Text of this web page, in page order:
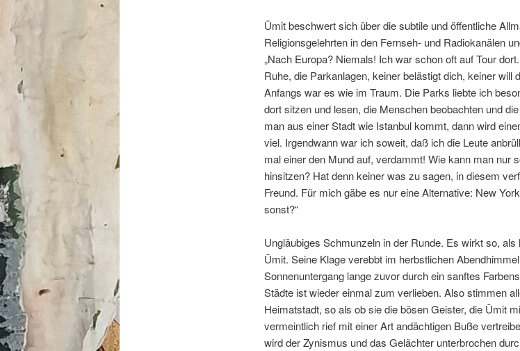
Ümit beschwert sich über die subtile und öffentliche
Religionsgelehrten in den Fernseh- und Radiokanälen
„Nach Europa? Niemals! Ich war schon oft auf Tour
Ruhe, die Parkanlagen, keiner belästigt dich, keiner will
Anfangs war es wie im Traum. Die Parks liebte ich
dort sitzen und lesen, die Menschen beobachten und
man aus einer Stadt wie Istanbul kommt, dann wird
viel. Irgendwann war ich soweit, daß ich die Leute
mal einer den Mund auf, verdammt! Wie kann man nur
hinsitzen? Hat denn keiner was zu sagen, in diesem
Freund. Für mich gäbe es nur eine Alternative: New
sonst?“
Ungläubiges Schmunzeln in der Runde. Es wirkt so,
Ümit. Seine Klage verebbt im herbstlichen
Sonnenuntergang lange zuvor durch ein sanftes
Städte ist wieder einmal zum verlieben. Also stimmen
Heimatstadt, so als ob sie die bösen Geister, die Ümit
vermeintlich rief mit einer Art andächtigen Buße
wird der Zynismus und das Gelächter unterbrochen